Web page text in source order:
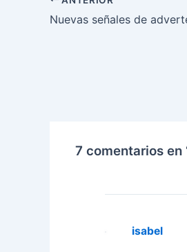
Nuevas señales de
7 comentarios en
isabel